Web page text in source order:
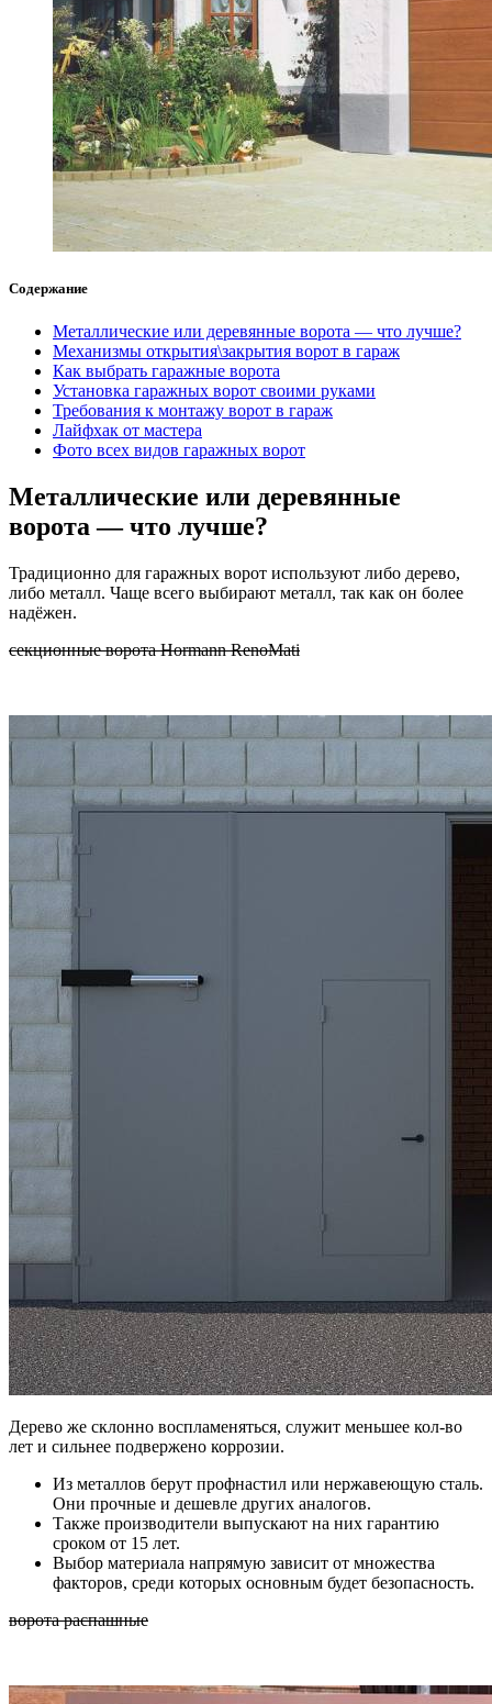
Содержание
Металлические или деревянные ворота — что лучше?
Механизмы открытия\закрытия ворот в гараж
Как выбрать гаражные ворота
Установка гаражных ворот своими руками
Требования к монтажу ворот в гараж
Лайфхак от мастера
Фото всех видов гаражных ворот
Металлические или деревянные
ворота — что лучше?
Традиционно для гаражных ворот используют либо дерево,
либо металл. Чаще всего выбирают металл, так как он более
надёжен.
секционные ворота Hormann RenoMati
Дерево же склонно воспламеняться, служит меньшее кол-во
лет и сильнее подвержено коррозии.
Из металлов берут профнастил или нержавеющую сталь.
Они прочные и дешевле других аналогов.
Также производители выпускают на них гарантию
сроком от 15 лет.
Выбор материала напрямую зависит от множества
факторов, среди которых основным будет безопасность.
ворота распашные